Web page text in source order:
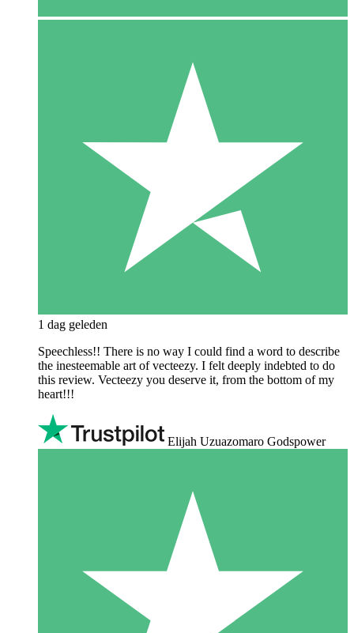
1 dag geleden
Speechless!! There is no way I could find a word to describe
the inesteemable art of vecteezy. I felt deeply indebted to do
this review. Vecteezy you deserve it, from the bottom of my
heart!!!
Elijah Uzuazomaro Godspower